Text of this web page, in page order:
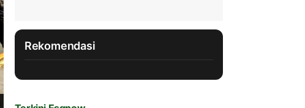
Rekomendasi